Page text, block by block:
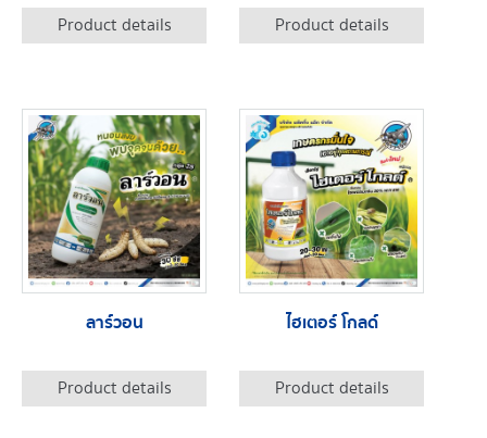
Product details Product details
ลาร์วอน
Product details
ไฮเตอร์ โกลด์
Product details